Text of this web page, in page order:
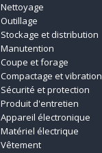
Nettoyage
Outillage
Stockage et distribution
Manutention
Coupe et forage
Compactage et vibration
Sécurité et protection
Produit d'entretien
Appareil électronique
Matériel électrique
Vêtement